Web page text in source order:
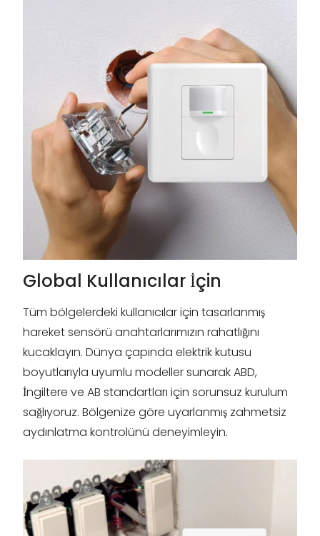
Global Kullanıcılar İçin
Tüm bölgelerdeki kullanıcılar için tasarlanmış
hareket sensörü anahtarlarımızın rahatlığını
kucaklayın. Dünya çapında elektrik kutusu
boyutlarıyla uyumlu modeller sunarak ABD,
İngiltere ve AB standartları için sorunsuz kurulum
sağlıyoruz. Bölgenize göre uyarlanmış zahmetsiz
aydınlatma kontrolünü deneyimleyin.